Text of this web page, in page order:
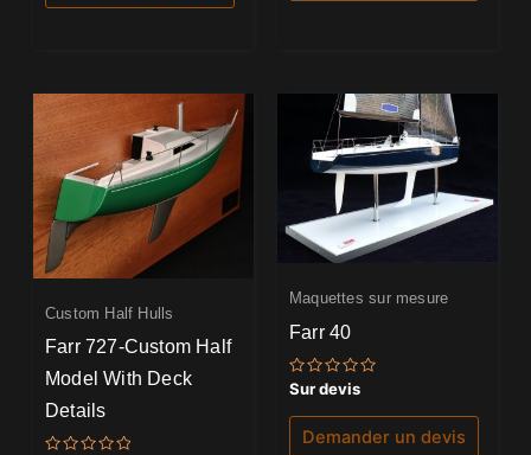
Custom Half Hulls
Farr 727-Custom Half
Model With Deck
Details
Maquettes sur mesure
Farr 40
Note
0
sur
Sur devis
Demander un devis